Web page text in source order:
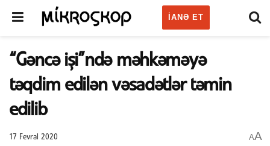
IANƏ ET
“Gəncə işi”ndə məhkəməyə
təqdim edilən vəsadətlər təmin
edilib
17 Fevral 2020 AA